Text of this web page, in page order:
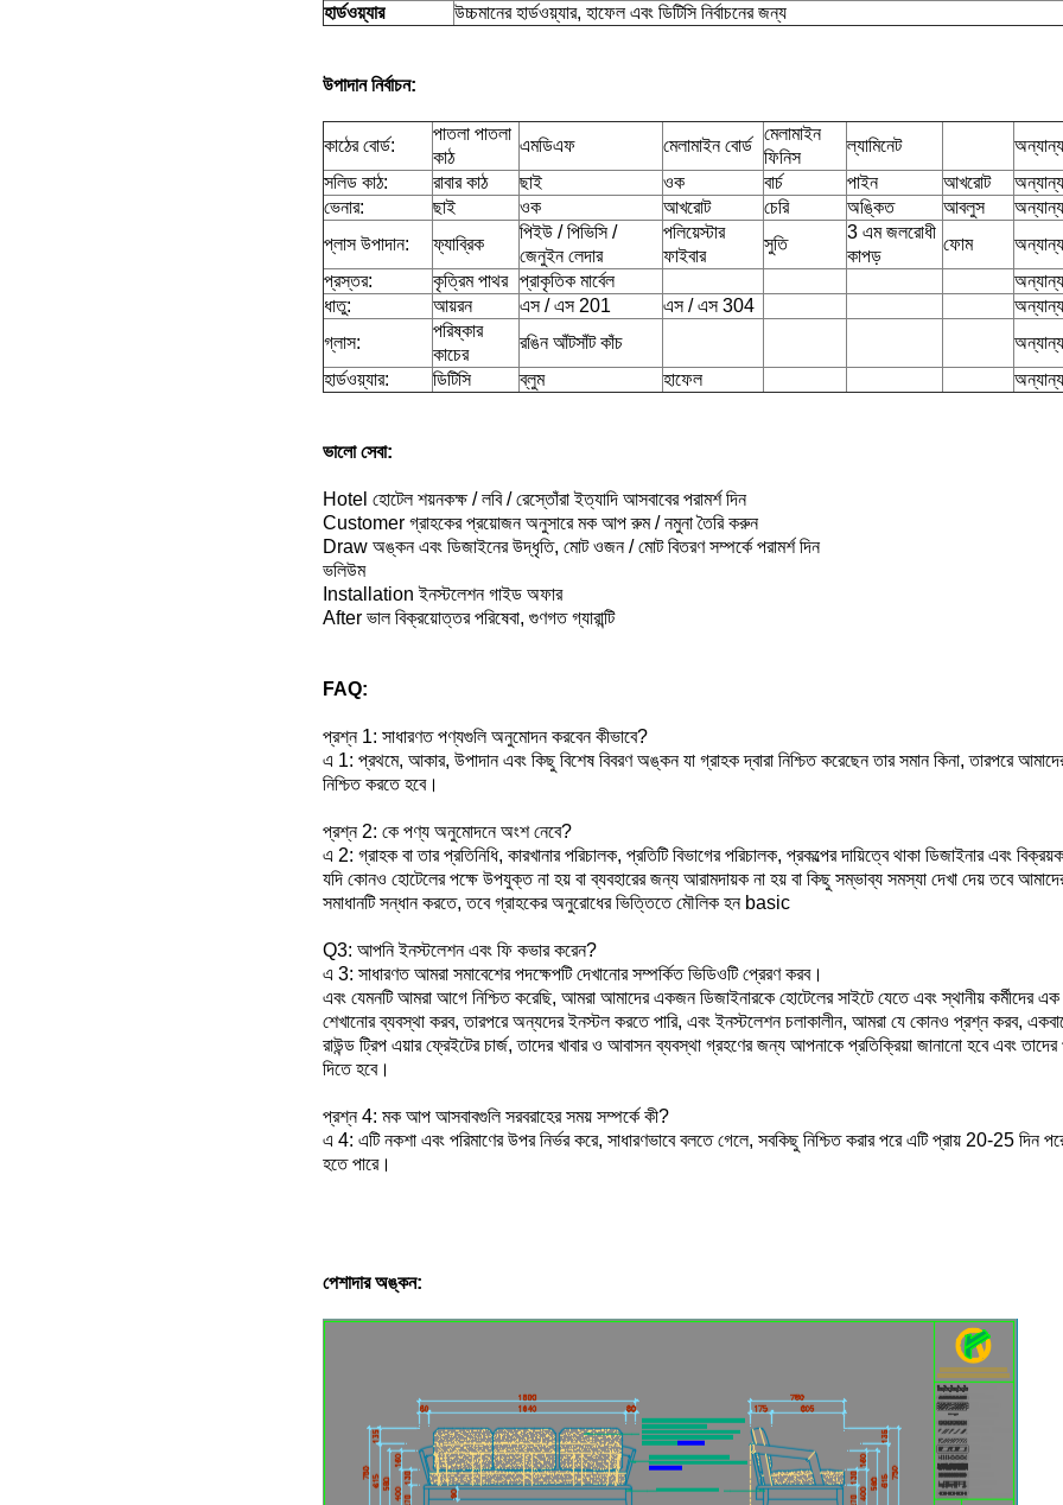
হার্ডওয়্যার
উচ্চমানের হার্ডওয়্যার, হাফেল এবং ডিটিসি নির্বাচনের জন্য
উপাদান নির্বাচন:
কাঠের বোর্ড:
পাতলা পাতলা
কাঠ
এমডিএফ মেলামাইন বোর্ড
মেলামাইন
ফিনিস
ল্যামিনেট
অন্যান্য
সলিড কাঠ:
রাবার কাঠ ছাই ওক বার্চ পাইন আখরোট
অন্যান্য
ভেনার:
ছাই ওক আখরোট চেরি অঙ্কিত আবলুস
অন্যান্য
প্লাস উপাদান:
ফ্যাব্রিক
পিইউ / পিভিসি /
জেনুইন লেদার
পলিয়েস্টার
ফাইবার
সুতি
3 এম জলরোধী
কাপড়
ফোম
অন্যান্য
প্রস্তর:
কৃত্রিম পাথর প্রাকৃতিক মার্বেল
অন্যান্য
ধাতু:
আয়রন এস / এস 201 এস / এস 304
অন্যান্য
গ্লাস:
পরিষ্কার
কাচের
রঙিন আঁটসাঁট কাঁচ
অন্যান্য
হার্ডওয়্যার:
ডিটিসি ব্লুম হাফেল অন্যান্য
ভালো সেবা:
Hotel হোটেল শয়নকক্ষ / লবি / রেস্তোঁরা ইত্যাদি আসবাবের পরামর্শ দিন
Customer গ্রাহকের প্রয়োজন অনুসারে মক আপ রুম / নমুনা তৈরি করুন
Draw অঙ্কন এবং ডিজাইনের উদ্ধৃতি, মোট ওজন / মোট বিতরণ সম্পর্কে পরামর্শ দিন
ভলিউম
Installation ইনস্টলেশন গাইড অফার
After ভাল বিক্রয়োত্তর পরিষেবা, গুণগত গ্যারান্টি
FAQ:
প্রশ্ন 1: সাধারণত পণ্যগুলি অনুমোদন করবেন কীভাবে?
এ 1: প্রথমে, আকার, উপাদান এবং কিছু বিশেষ বিবরণ অঙ্কন যা গ্রাহক দ্বারা নিশ্চিত করেছেন তার সমান কিনা, তারপরে
নিশ্চিত করতে হবে।
প্রশ্ন 2: কে পণ্য অনুমোদনে অংশ নেবে?
এ 2: গ্রাহক বা তার প্রতিনিধি, কারখানার পরিচালক, প্রতিটি বিভাগের পরিচালক, প্রকল্পের দায়িত্বে থাকা ডিজাইনার এবং
যদি কোনও হোটেলের পক্ষে উপযুক্ত না হয় বা ব্যবহারের জন্য আরামদায়ক না হয় বা কিছু সম্ভাব্য সমস্যা দেখা দেয় তবে আমাদের
সমাধানটি সন্ধান করতে, তবে গ্রাহকের অনুরোধের ভিত্তিতে মৌলিক হন basic
Q3: আপনি ইনস্টলেশন এবং ফি কভার করেন?
এ 3: সাধারণত আমরা সমাবেশের পদক্ষেপটি দেখানোর সম্পর্কিত ভিডিওটি প্রেরণ করব।
এবং যেমনটি আমরা আগে নিশ্চিত করেছি, আমরা আমাদের একজন ডিজাইনারকে হোটেলের সাইটে যেতে এবং স্থানীয় কর্মীদের
শেখানোর ব্যবস্থা করব, তারপরে অন্যদের ইনস্টল করতে পারি, এবং ইনস্টলেশন চলাকালীন, আমরা যে কোনও প্রশ্ন করব,
রাউন্ড ট্রিপ এয়ার ফ্রেইটের চার্জ, তাদের খাবার ও আবাসন ব্যবস্থা গ্রহণের জন্য আপনাকে প্রতিক্রিয়া জানানো হবে এবং
দিতে হবে।
প্রশ্ন 4: মক আপ আসবাবগুলি সরবরাহের সময় সম্পর্কে কী?
এ 4: এটি নকশা এবং পরিমাণের উপর নির্ভর করে, সাধারণভাবে বলতে গেলে, সবকিছু নিশ্চিত করার পরে এটি প্রায় 20-25 দিন
হতে পারে।
পেশাদার অঙ্কন: